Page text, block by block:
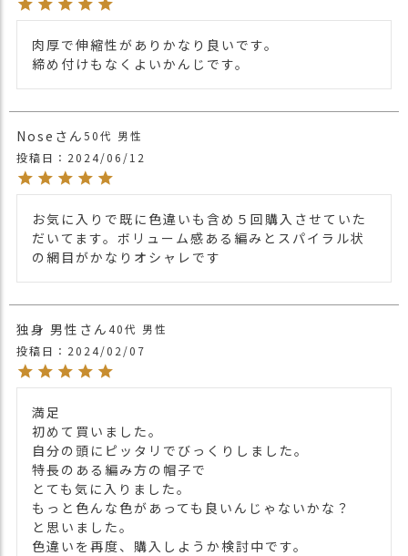
注意点
・多少実際のカラーと異なる場合がござい
ます。ご不安な事などございましたらお気
他の人気イスラムワッチは
他の人気ビニーワッチは
肉厚で伸縮性がありかなり良いです。
締め付けもなくよいかんじです。
Nose 50代 男性
投稿日
2024/06/12
お気に入りで既に色違いも含め５回購入させていた
だいてます。ボリューム感ある編みとスパイラル状
の網目がかなりオシャレです
独身 男性 40代 男性
投稿日
2024/02/07
満足
初めて買いました。
自分の頭にピッタリでびっくりしました。
特長のある編み方の帽子で
とても気に入りました。
もっと色んな色があっても良いんじゃないかな？
と思いました。
色違いを再度、購入しようか検討中です。